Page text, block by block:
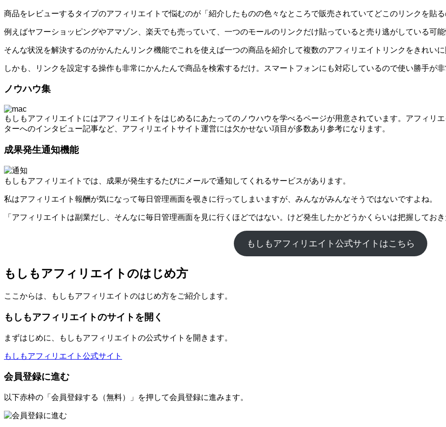
商品をレビューするタイプのアフィリエイトで悩むのが「紹介したものの色々なところで販売されていてどこのリンクを貼
例えばヤフーショッピングやアマゾン、楽天でも売っていて、一つのモールのリンクだけ貼っていると売り逃がしている可
そんな状況を解決するのがかんたんリンク機能でこれを使えば一つの商品を紹介して複数のアフィリエイトリンクをきれいに
しかも、リンクを設定する操作も非常にかんたんで商品を検索するだけ。スマートフォンにも対応しているので使い勝手が非
ノウハウ集
もしもアフィリエイトにはアフィリエイトをはじめるにあたってのノウハウを学べるページが用意されています。アフィリ
ターへのインタビュー記事など、アフィリエイトサイト運営には欠かせない項目が多数あり参考になります。
成果発生通知機能
もしもアフィリエイトでは、成果が発生するたびにメールで通知してくれるサービスがあります。
私はアフィリエイト報酬が気になって毎日管理画面を覗きに行ってしまいますが、みんながみんなそうではないですよね。
「アフィリエイトは副業だし、そんなに毎日管理画面を見に行くほどではない。けど発生したかどうかくらいは把握してお
もしもアフィリエイト公式サイトはこちら
もしもアフィリエイトのはじめ方
ここからは、もしもアフィリエイトのはじめ方をご紹介します。
もしもアフィリエイトのサイトを開く
まずはじめに、もしもアフィリエイトの公式サイトを開きます。
もしもアフィリエイト公式サイト
会員登録に進む
以下赤枠の「会員登録する（無料）」を押して会員登録に進みます。